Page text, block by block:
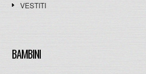
VESTITI
BAMBINI